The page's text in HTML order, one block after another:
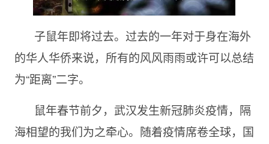
子鼠年即将过去。过去的一年对于身在海外
的华人华侨来说，所有的风风雨雨或许可以总结
为“距离”二字。
鼠年春节前夕，武汉发生新冠肺炎疫情，隔
海相望的我们为之牵心。随着疫情席卷全球，国